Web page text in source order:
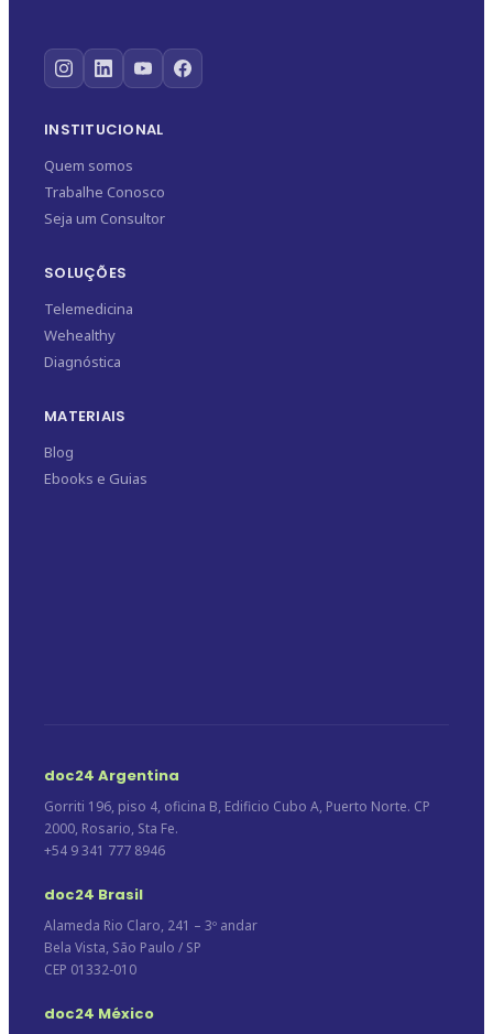
INSTITUCIONAL
Quem somos
Trabalhe Conosco
Seja um Consultor
SOLUÇÕES
Telemedicina
Wehealthy
Diagnóstica
MATERIAIS
Blog
Ebooks e Guias
doc24 Argentina
Gorriti 196, piso 4, oficina B, Edificio Cubo A, Puerto Norte. CP
2000, Rosario, Sta Fe.
+54 9 341 777 8946
doc24 Brasil
Alameda Rio Claro, 241 – 3º andar
Bela Vista, São Paulo / SP
CEP 01332-010
doc24 México